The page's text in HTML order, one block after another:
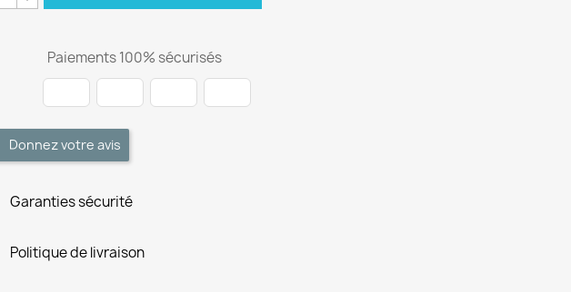
Paiements 100% sécurisés
Donnez votre avis
Garanties sécurité
Politique de livraison